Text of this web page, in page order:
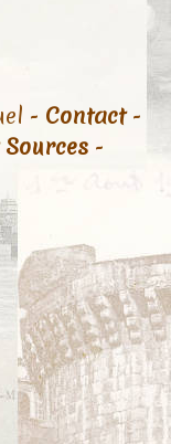
- Contact-
-